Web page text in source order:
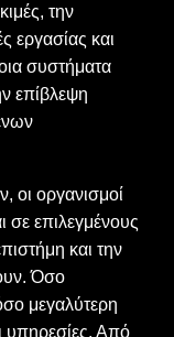
την
εργασίας και
συστήματα
επίβλεψη
οι οργανισμοί
σε επιλεγμένους
και την
Όσο
μεγαλύτερη
υπηρεσίες. Από